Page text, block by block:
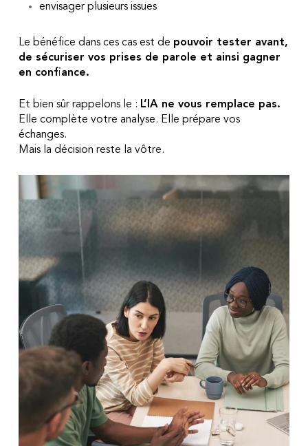
envisager plusieurs issues
Le bénéfice dans ces cas est de pouvoir tester avant,
de sécuriser vos prises de parole et ainsi gagner
en confiance.
Et bien sûr rappelons le : L’IA ne vous remplace pas.
Elle complète votre analyse. Elle prépare vos
échanges.
Mais la décision reste la vôtre.